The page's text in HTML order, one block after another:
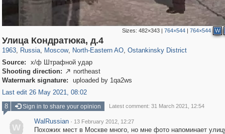
Sizes:482×343 |764×544 |764×544 W
Улица Кондратюка, д.4
1963, Russia
1,405,939 29,243
, Moscow
319,716 8,286
, North-Eastern AO
24,485 250
, Ostankinsky District
Source:
х/ф Штрафной удар
Shooting direction:  northeast
Watermark signature:
uploaded by 1qa2ws
Last edit 26 May 2021, 08:02
8
Sign in to share your opinion Latest comment: 31 March 2021, 12:54
W
WalRussian · 13 February 2012, 12:27
Похожих мест в Москве много, но мне фото напоминает